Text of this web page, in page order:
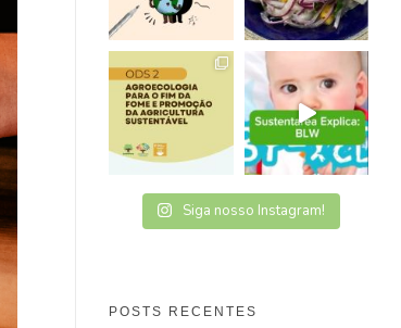
Siga nosso Instagram!
POSTS RECENTES